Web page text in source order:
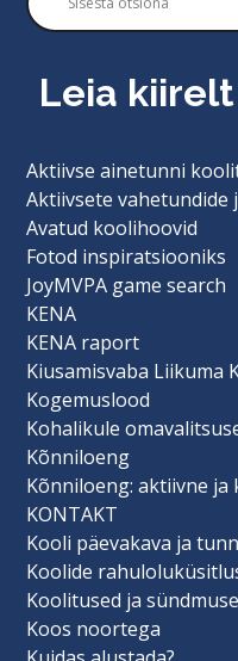
Leia kiirelt
Aktiivse ainetunni
Aktiivsete
Avatud koolihoovid
Fotod inspiratsiooniks
JoyMVPA game search
KENA
KENA raport
Kiusamisvaba Liikuma
Kogemuslood
Kohalikule
Kõnniloeng
Kõnniloeng: aktiivne
KONTAKT
Kooli päevakava ja
Koolide
Koolitused ja
Koos noortega